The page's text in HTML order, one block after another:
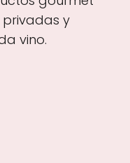
privadas y
vino.